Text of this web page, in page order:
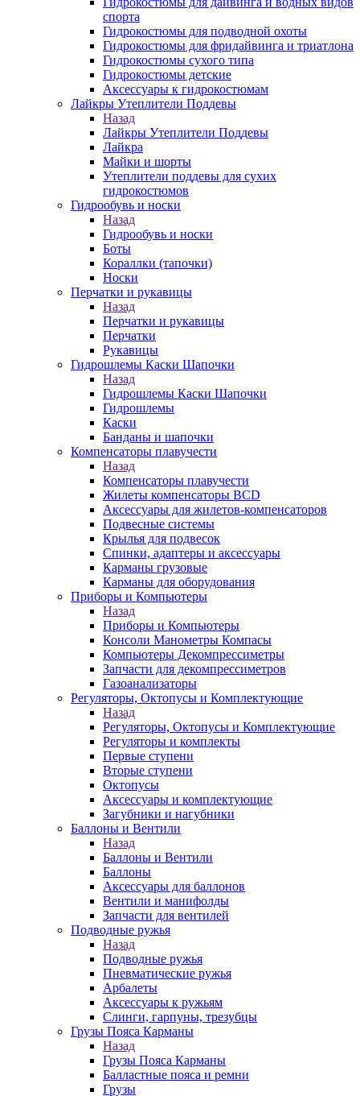
спорта
Гидрокостюмы для подводной охоты
Гидрокостюмы для фридайвинга и триатлона
Гидрокостюмы сухого типа
Гидрокостюмы детские
Аксессуары к гидрокостюмам
Лайкры Утеплители Поддевы
Назад
Лайкры Утеплители Поддевы
Лайкра
Майки и шорты
Утеплители поддевы для сухих
гидрокостюмов
Гидрообувь и носки
Назад
Гидрообувь и носки
Боты
Кораллки (тапочки)
Носки
Перчатки и рукавицы
Назад
Перчатки и рукавицы
Перчатки
Рукавицы
Гидрошлемы Каски Шапочки
Назад
Гидрошлемы Каски Шапочки
Гидрошлемы
Каски
Банданы и шапочки
Компенсаторы плавучести
Назад
Компенсаторы плавучести
Жилеты компенсаторы BCD
Аксессуары для жилетов-компенсаторов
Подвесные системы
Крылья для подвесок
Спинки, адаптеры и аксессуары
Карманы грузовые
Карманы для оборудования
Приборы и Компьютеры
Назад
Приборы и Компьютеры
Консоли Манометры Компасы
Компьютеры Декомпрессиметры
Запчасти для декомпрессиметров
Газоанализаторы
Регуляторы, Октопусы и Комплектующие
Назад
Регуляторы, Октопусы и Комплектующие
Регуляторы и комплекты
Первые ступени
Вторые ступени
Октопусы
Аксессуары и комплектующие
Загубники и нагубники
Баллоны и Вентили
Назад
Баллоны и Вентили
Баллоны
Аксессуары для баллонов
Вентили и манифолды
Запчасти для вентилей
Подводные ружья
Назад
Подводные ружья
Пневматические ружья
Арбалеты
Аксессуары к ружьям
Слинги, гарпуны, трезубцы
Грузы Пояса Карманы
Назад
Грузы Пояса Карманы
Балластные пояса и ремни
Грузы